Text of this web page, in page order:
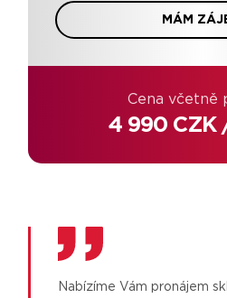
MÁM
Cena včetně
4 990 CZK
Nabízíme Vám pronájem